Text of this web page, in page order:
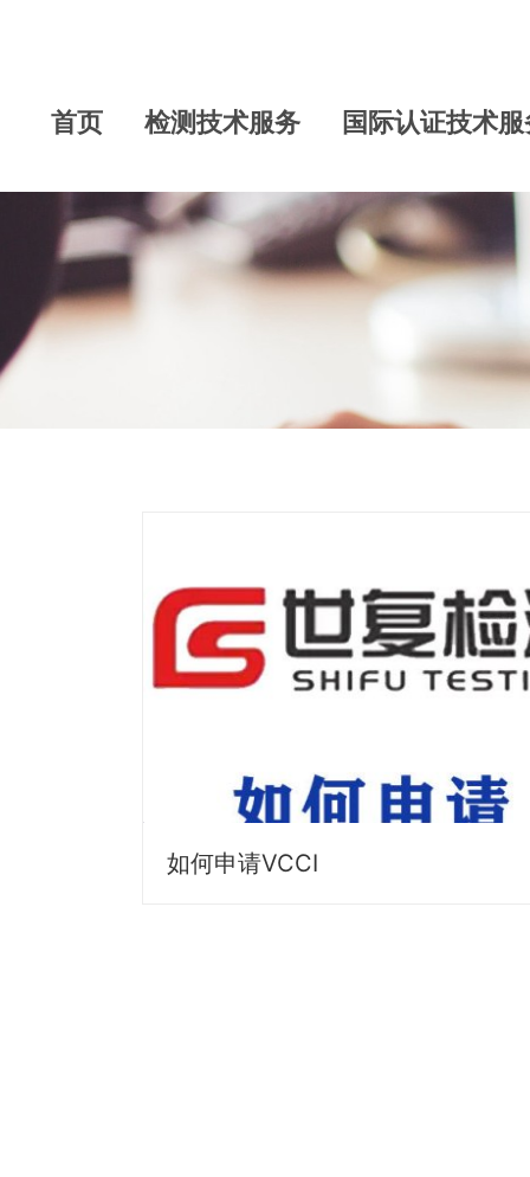
首页 检测技术服务 国际认证技术服
如何申请VCCI